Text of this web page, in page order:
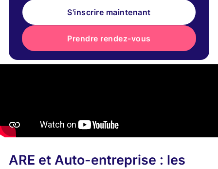
S'inscrire maintenant
Prendre rendez-vous
ARE et Auto-entreprise : les